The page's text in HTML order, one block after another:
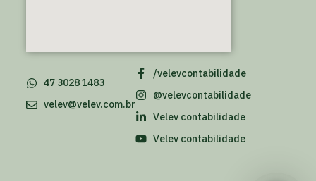
/velevcontabilidade
@velevcontabilidade
Velev contabilidade
Velev contabilidade
47 3028 1483
velev@velev.com.br